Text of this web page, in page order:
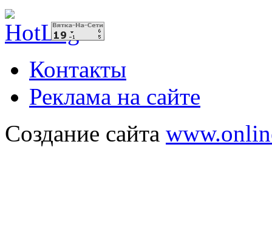
Контакты
Реклама на сайте
Создание сайта